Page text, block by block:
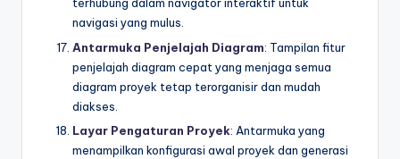
terhubung dalam navigator interaktif untuk
navigasi yang mulus.
Antarmuka Penjelajah Diagram: Tampilan fitur
penjelajah diagram cepat yang menjaga semua
diagram proyek tetap terorganisir dan mudah
diakses.
Layar Pengaturan Proyek: Antarmuka yang
menampilkan konfigurasi awal proyek dan generasi